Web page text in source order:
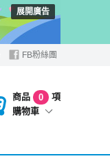
展開廣告
FB粉絲團
商品 0
項
購物車